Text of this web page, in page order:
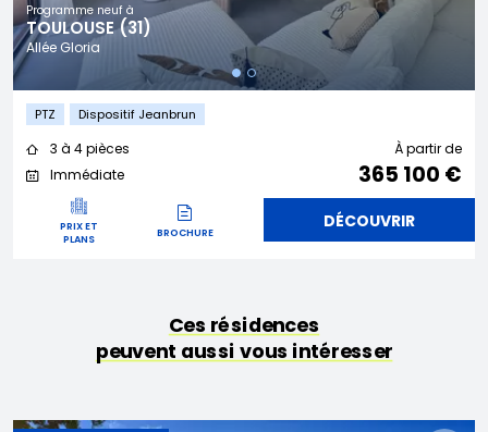
Programme neuf à
TOULOUSE (31)
Allée Gloria
PTZ Dispositif Jeanbrun
3 à 4 pièces
Immédiate
À partir de
365 100 €
PRIX ET
PLANS
BROCHURE
DÉCOUVRIR
Ces résidences
peuvent aussi vous intéresser